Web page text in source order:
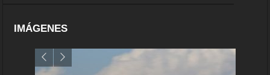
IMÁGENES